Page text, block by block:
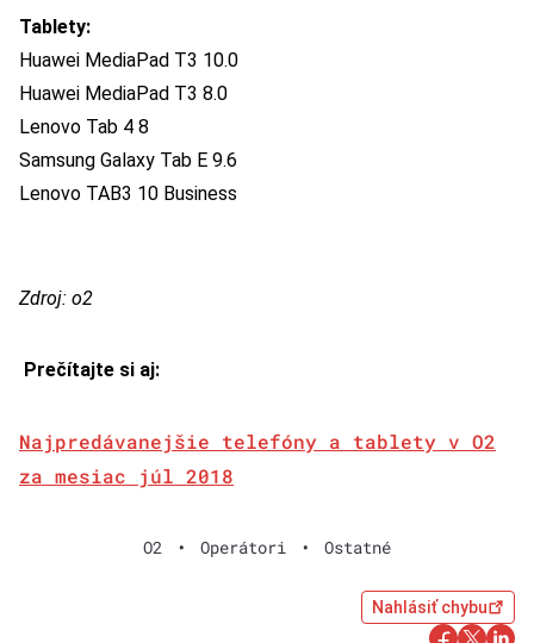
Tablety:
Huawei MediaPad T3 10.0
Huawei MediaPad T3 8.0
Lenovo Tab 4 8
Samsung Galaxy Tab E 9.6
Lenovo TAB3 10 Business
Zdroj: o2
Prečítajte si aj:
Najpredávanejšie telefóny a tablety v O2
za mesiac júl 2018
O2 • Operátori • Ostatné
Nahlásiť chybu